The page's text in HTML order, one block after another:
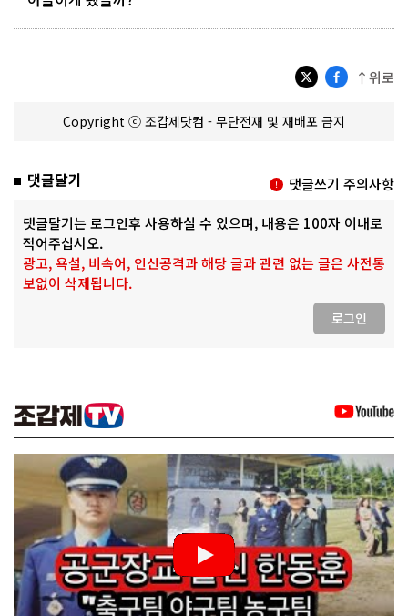
↑위로
Copyright ⓒ 조갑제닷컴 - 무단전재 및 재배포 금지
댓글달기 댓글쓰기 주의사항
댓글달기는 로그인후 사용하실 수 있으며, 내용은 100자 이내로
적어주십시오.
광고, 욕설, 비속어, 인신공격과 해당 글과 관련 없는 글은 사전통
보없이 삭제됩니다.
로그인